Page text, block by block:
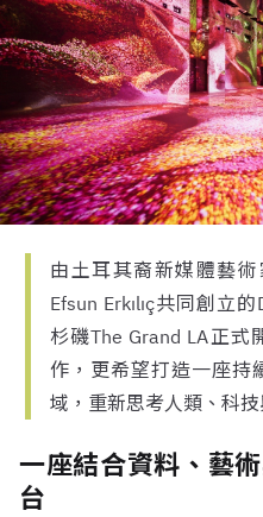
由土耳其裔新媒體藝
Efsun Erkılıç共同創立
杉磯The Grand LA正式
作，更希望打造一座持
域，重新思考人類、科
一座結合資料、藝
台